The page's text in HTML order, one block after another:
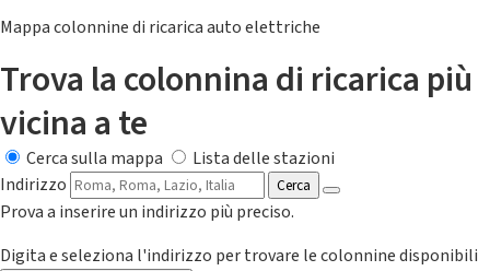
Mappa colonnine di ricarica auto elettriche
Trova la colonnina di ricarica più
vicina a te
Cerca sulla mappa
Lista delle stazioni
Indirizzo
Cerca
Prova a inserire un indirizzo più preciso.
Digita e seleziona l'indirizzo per trovare le colonnine disponibili